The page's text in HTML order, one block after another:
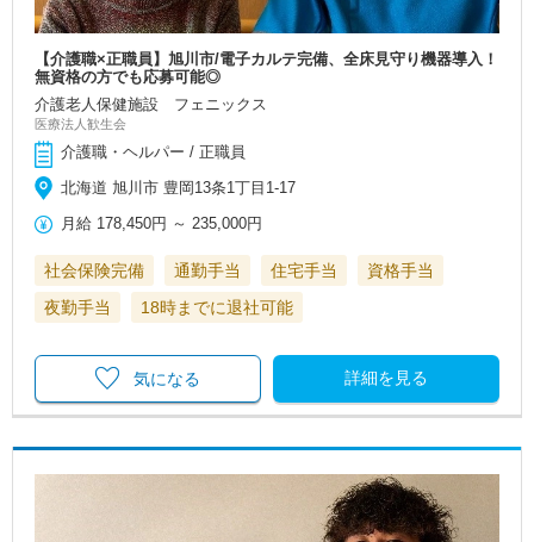
【介護職×正職員】旭川市/電子カルテ完備、全床見守り機器導入！
無資格の方でも応募可能◎
介護老人保健施設 フェニックス
医療法人歓生会
介護職・ヘルパー / 正職員
北海道 旭川市 豊岡13条1丁目1-17
月給 178,450円 ～ 235,000円
社会保険完備 通勤手当 住宅手当
資格手当
夜勤手当
18時までに退社可能
詳細を見る
気になる